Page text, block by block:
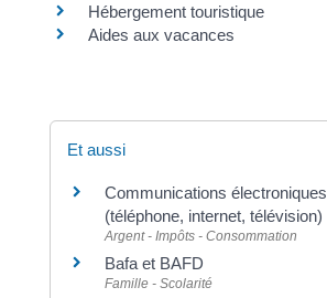
Hébergement touristique
Aides aux vacances
Et aussi
Communications électroniques
(téléphone, internet, télévision)
Argent - Impôts - Consommation
Bafa et BAFD
Famille - Scolarité